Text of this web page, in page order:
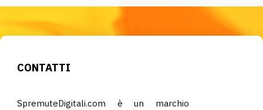
CONTATTI
SpremuteDigitali.com è un marchio